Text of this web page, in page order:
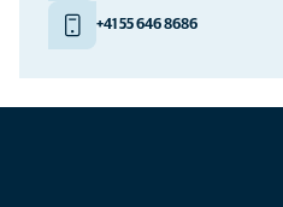
+41 55 646 8686